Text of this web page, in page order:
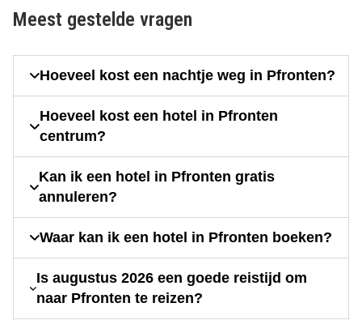
Meest gestelde vragen
Hoeveel kost een nachtje weg in Pfronten?
Hoeveel kost een hotel in Pfronten
centrum?
Kan ik een hotel in Pfronten gratis
annuleren?
Waar kan ik een hotel in Pfronten boeken?
Is augustus 2026 een goede reistijd om
naar Pfronten te reizen?